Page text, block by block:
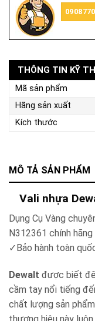
MÔ TẢ SẢN PHẨM
Vali nhựa
Dụng Cụ Vàng
N312361 chính
✓Bảo hành toàn
Dewalt được biết
cầm tay nổi tiếng
chất lượng sản
THÔNG TIN KỸ
Mã sản phẩm
Hãng sản xuất
Kích thước